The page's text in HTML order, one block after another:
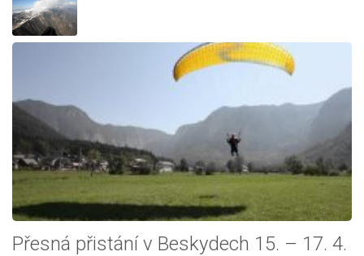
Přesná přistání v Beskydech 15. – 17. 4.